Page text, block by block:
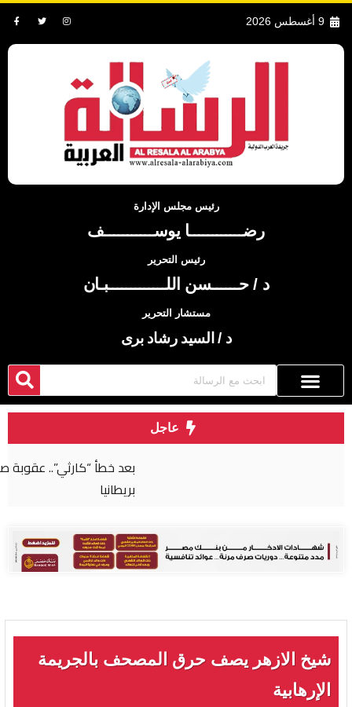
9 أغسطس 2026
رئيس مجلس الإدارة
رضــــــــــــا يوســـــــــــف
رئيس التحرير
د / حــــــسن اللـــــــــــــبـان
مستشار التحرير
د / السيد رشاد برى
عاجل
بعد خطأ “كارثي”.. عقوبة صارمة لجراح مصري في
شيخ الازهر يصف حرق المصحف بالجريمة
الإرهابية